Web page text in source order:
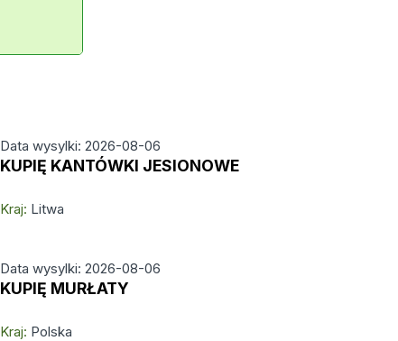
Data wysylki: 2026-08-06
KUPIĘ KANTÓWKI JESIONOWE
Kraj: Litwa
Data wysylki: 2026-08-06
KUPIĘ MURŁATY
Kraj: Polska